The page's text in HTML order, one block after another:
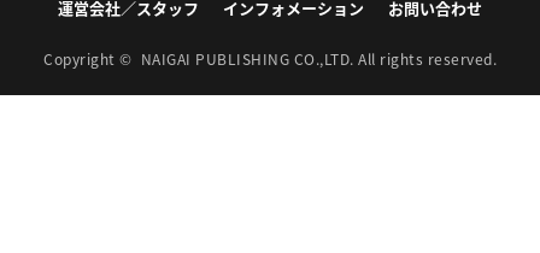
運営会社／スタッフ
インフォメーション お問い合わせ
Copyright © NAIGAI PUBLISHING CO.,LTD. All rights reserved.